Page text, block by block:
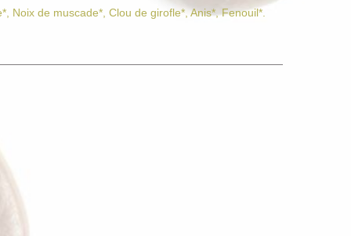
Noix de muscade*, Clou de girofle*, Anis*, Fenouil*.